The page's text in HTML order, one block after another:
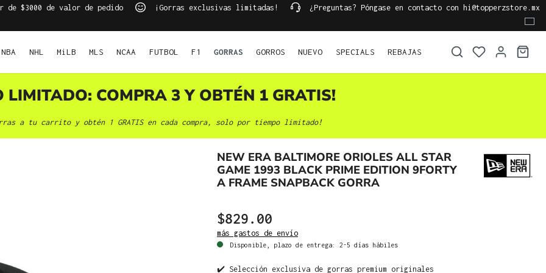
$3000 de valor de pedido ¡Gorras exclusivas limitadas! ¿Preguntas? Póngase en contacto con hi@topperzstore.mx
NBA NHL MiLB MLS NCAA FUTBOL F1 GORRAS GORROS NUEVO SPECIALS REBAJAS
LIMITADO: COMPRA 3 Y OBTÉN 1 GRATIS!
a tu carrito y obtén 1 GRATIS en cada compra, solo por tiempo limitado!
NEW ERA BALTIMORE ORIOLES ALL STAR
GAME 1993 BLACK PRIME EDITION 9FORTY
A FRAME SNAPBACK GORRA
$829.00
más gastos de envío
Disponible, plazo de entrega: 2-5 días hábiles
✔️ Selección exclusiva de gorras premium originales